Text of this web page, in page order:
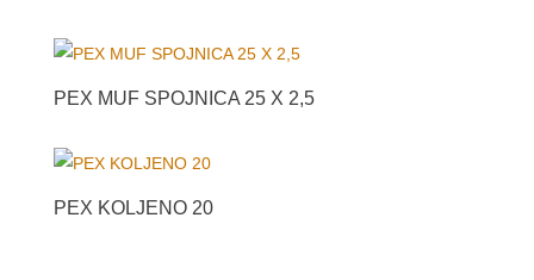
PEX MUF SPOJNICA 25 X 2,5
PEX KOLJENO 20